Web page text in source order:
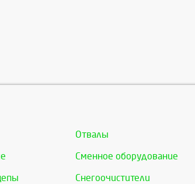
Отвалы
Сменное оборудование
Снегоочистители